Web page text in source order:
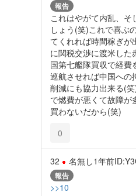
報告
これはやがて内乱、
しょう(笑)これで喜ぶ
てくれれば時間稼ぎが
に関税交渉に渡米し
国第七艦隊買収で経費
巡航させれば中国への
削減にも協力出来る(
で燃費が悪くて故障が
買わないだから(笑)
0
32 名無し1年前
報告
>>10